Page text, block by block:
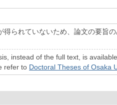
られていないため、論文の要旨
instead of the full text, is
refer to Doctoral Theses of Osaka